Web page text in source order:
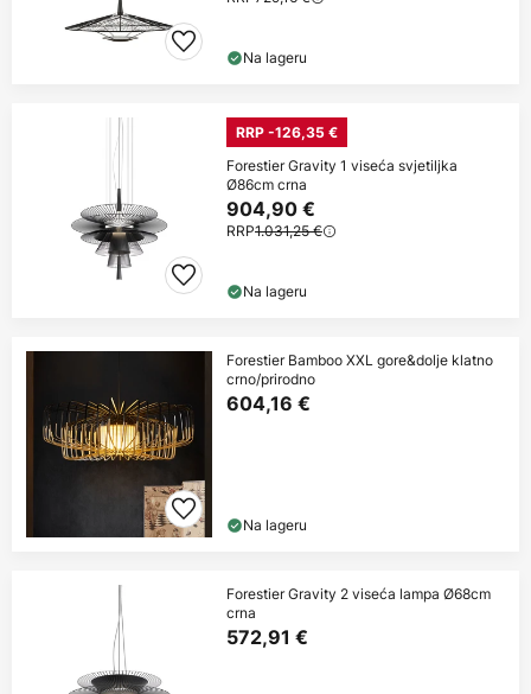
Na lageru
RRP -126,35 €
Forestier Gravity 1 viseća svjetiljka
Ø86cm crna
904,90 €
RRP1.031,25 €
Na lageru
Forestier Bamboo XXL gore&dolje klatno
crno/prirodno
604,16 €
Na lageru
Forestier Gravity 2 viseća lampa Ø68cm
crna
572,91 €